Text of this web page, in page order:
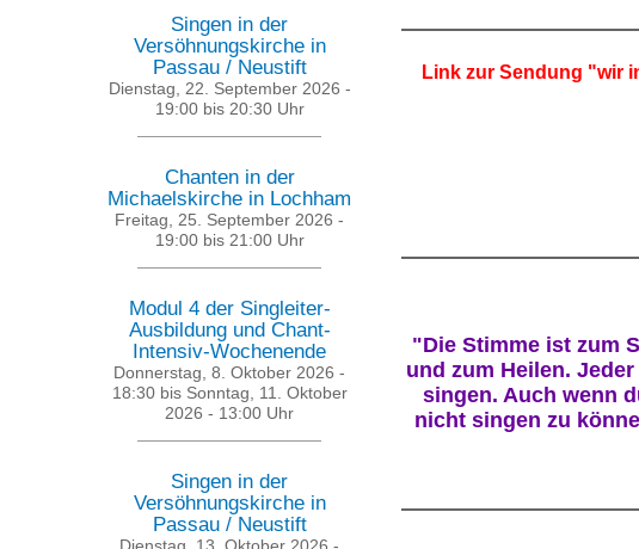
Link zur Sendung "wir
"Die Stimme ist zum
und zum Heilen.
singen. Auch wenn
nicht singen zu
Singen in der
Versöhnungskirche in
Passau / Neustift
Dienstag, 22. September 2026 -
19:00bis 20:30Uhr
Chanten in der
Michaelskirche in Lochham
Freitag, 25. September 2026 -
19:00bis 21:00Uhr
Modul 4 der Singleiter-
Ausbildung und Chant-
Intensiv-Wochenende
Donnerstag, 8. Oktober 2026 -
18:30bis Sonntag, 11. Oktober
2026 - 13:00 Uhr
Singen in der
Versöhnungskirche in
Passau / Neustift